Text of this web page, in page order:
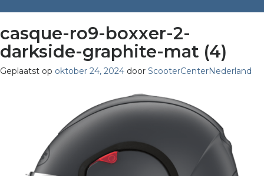
casque-ro9-boxxer-2-
darkside-graphite-mat (4)
Geplaatst op oktober 24, 2024 door ScooterCenterNederland